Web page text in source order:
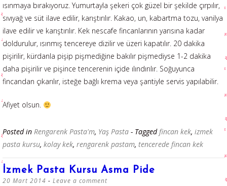
ısınmaya bırakıyoruz. Yumurtayla şekeri çok güzel bir şekilde çırpılır,
sıvıyağ ve süt ilave edilir, karıştırılır. Kakao, un, kabartma tozu, vanilya
ilave edilir ve karıştırılır. Kek nescafe fincanlarının yarısına kadar
doldurulur, ısınmış tencereye dizilir ve üzeri kapatılır. 20 dakika
pişirilir, kürdanla pişip pişmediğine bakılır pişmediyse 1-2 dakika
daha pişirilir ve pişince tencerenin içide ılındırılır. Soğuyunca
fincandan çıkarılır, isteğe bağlı krema veya şantiyle servis yapılabilir.
Afiyet olsun.
Posted in Rengarenk Pasta'm, Yaş Pasta - Taggedfincan kek, izmek
pasta kursu, kolay kek, rengarenk pastam, tencerede fincan kek
İzmek Pasta Kursu Asma Pide
20 Mart 2014 Leave a comment